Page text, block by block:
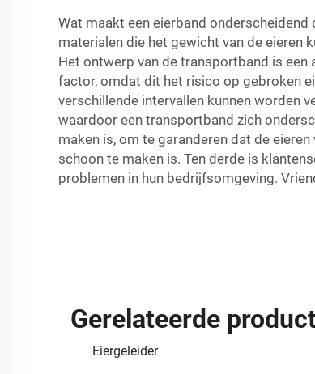
Wat maakt een eierband
materialen die het gewicht van de eieren
Het ontwerp van de transportband is
factor, omdat dit het risico op gebroken
verschillende intervallen kunnen worden
waardoor een transportband zich
maken is, om te garanderen dat de
schoon te maken is. Ten derde is
problemen in hun bedrijfsomgeving.
Gerelateerde
Eiergeleider